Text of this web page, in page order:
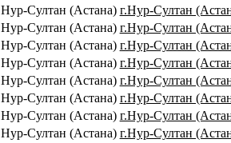
Нур-Султан (Астана) г.Нур-Султан
Нур-Султан (Астана) г.Нур-Султан
Нур-Султан (Астана) г.Нур-Султан
Нур-Султан (Астана) г.Нур-Султан
Нур-Султан (Астана) г.Нур-Султан
Нур-Султан (Астана) г.Нур-Султан
Нур-Султан (Астана) г.Нур-Султан
Нур-Султан (Астана) г.Нур-Султан